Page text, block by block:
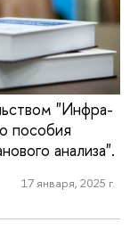
"Инфра-
пособия
анализа".
17 января, 2025 г.